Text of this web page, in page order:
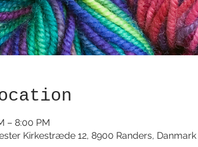
– 8:00 PM
Kirkestræde 12, 8900 Randers, Danmark